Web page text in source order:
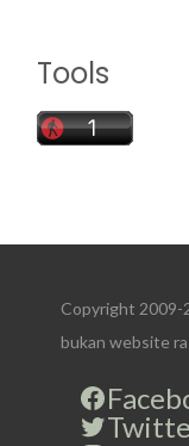
Tools
Copyright 2009-
bukan website